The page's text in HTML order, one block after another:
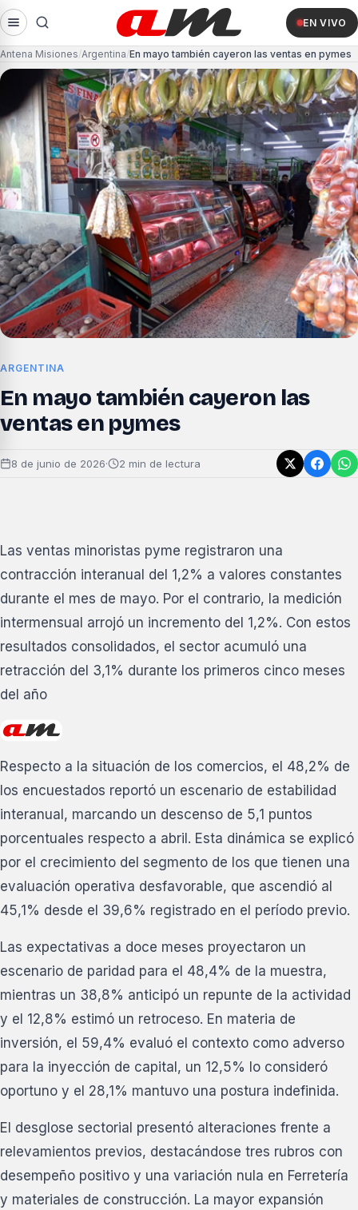
EN VIVO
Antena Misiones Argentina En mayo también cayeron las ventas en pymes
ARGENTINA
En mayo también cayeron las
ventas en pymes
8 de junio de 2026· 2 min de lectura
Las ventas minoristas pyme registraron una
contracción interanual del 1,2% a valores constantes
durante el mes de mayo. Por el contrario, la medición
intermensual arrojó un incremento del 1,2%. Con estos
resultados consolidados, el sector acumuló una
retracción del 3,1% durante los primeros cinco meses
del año
Respecto a la situación de los comercios, el 48,2% de
los encuestados reportó un escenario de estabilidad
interanual, marcando un descenso de 5,1 puntos
porcentuales respecto a abril. Esta dinámica se explicó
por el crecimiento del segmento de los que tienen una
evaluación operativa desfavorable, que ascendió al
45,1% desde el 39,6% registrado en el período previo.
Las expectativas a doce meses proyectaron un
escenario de paridad para el 48,4% de la muestra,
mientras un 38,8% anticipó un repunte de la actividad
y el 12,8% estimó un retroceso. En materia de
inversión, el 59,4% evaluó el contexto como adverso
para la inyección de capital, un 12,5% lo consideró
oportuno y el 28,1% mantuvo una postura indefinida.
El desglose sectorial presentó alteraciones frente a
relevamientos previos, destacándose tres rubros con
desempeño positivo y una variación nula en Ferretería
y materiales de construcción. La mayor expansión